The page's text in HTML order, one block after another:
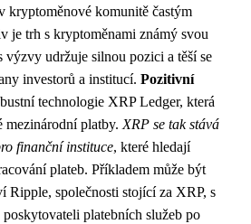
kryptoměnové komunitě častým
je trh s kryptoměnami známý svou
udržuje silnou pozici a těší se
investorů a institucí. Pozitivní
technologie XRP Ledger, která
mezinárodní platby. XRP se tak stává
finanční instituce, které hledají
plateb. Příkladem může být
Ripple, společnosti stojící za XRP, s
platebních služeb po